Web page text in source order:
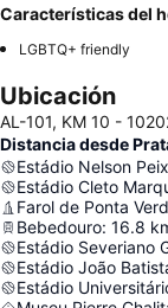
Características del
LGBTQ+ friendly
Ubicación
AL-101, KM 10 -
Distancia desde
Estádio Nelson
Estádio Cleto
Farol de Ponta
Bebedouro: 16.8
Estádio Severiano
Estádio João
Estádio